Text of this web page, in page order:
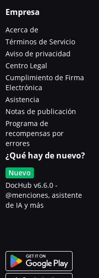
Empresa
Acerca de
Términos de Servicio
Aviso de privacidad
Centro Legal
Cumplimiento de Firma
Electrónica
Asistencia
Notas de publicación
Programa de
recompensas por
errores
¿Qué hay de nuevo?
Nuevo
DocHub v6.6.0 -
@menciones, asistente
de IA y más